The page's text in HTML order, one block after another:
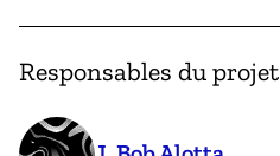
Responsables du projet